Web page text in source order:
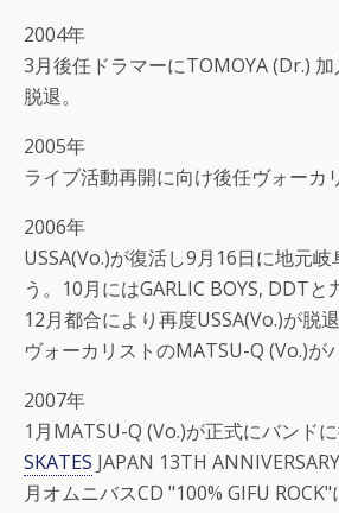
2004年
3月後任ドラマーにTOMOYA (Dr.) 加
脱退。
2005年
ライブ活動再開に向け後任ヴォーカ
2006年
USSA(Vo.)が復活し9月16日に地元
う。10月にはGARLIC BOYS, DDTと
12月都合により再度USSA(Vo.)が脱
ヴォーカリストのMATSU-Q (Vo.)が
2007年
1月MATSU-Q (Vo.)が正式にバンド
SKATES JAPAN 13TH
月オムニバスCD "100% GIFU